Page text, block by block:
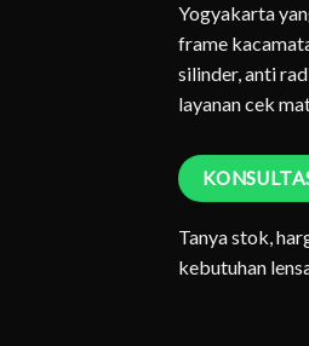
Yogyakarta
frame
silinder, anti
layanan cek
Tanya stok,
kebutuhan